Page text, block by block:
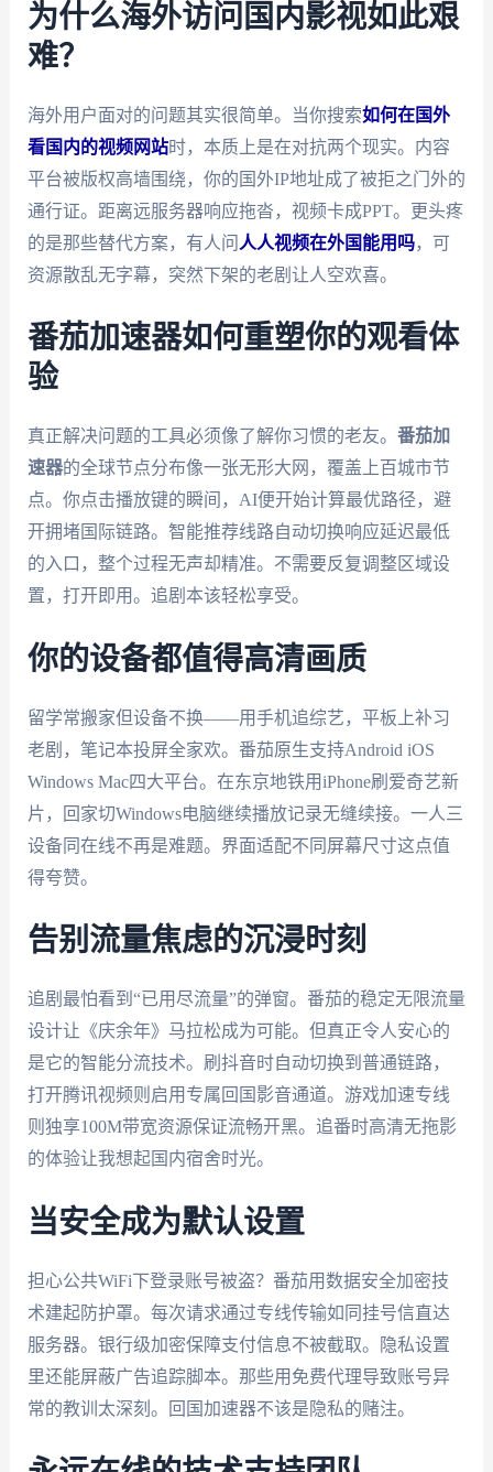
为什么海外访问国内影视如此艰
难？
海外用户面对的问题其实很简单。当你搜索如何在国外
看国内的视频网站时，本质上是在对抗两个现实。内容
平台被版权高墙围绕，你的国外IP地址成了被拒之门外的
通行证。距离远服务器响应拖沓，视频卡成PPT。更头疼
的是那些替代方案，有人问 人人视频在外国能用吗，可
资源散乱无字幕，突然下架的老剧让人空欢喜。
番茄加速器如何重塑你的观看体
验
真正解决问题的工具必须像了解你习惯的老友。 番茄加
速器的全球节点分布像一张无形大网，覆盖上百城市节
点。你点击播放键的瞬间，AI便开始计算最优路径，避
开拥堵国际链路。智能推荐线路自动切换响应延迟最低
的入口，整个过程无声却精准。不需要反复调整区域设
置，打开即用。追剧本该轻松享受。
你的设备都值得高清画质
留学常搬家但设备不换——用手机追综艺，平板上补习
老剧，笔记本投屏全家欢。番茄原生支持Android iOS
Windows Mac四大平台。在东京地铁用iPhone刷爱奇艺新
片，回家切Windows电脑继续播放记录无缝续接。一人三
设备同在线不再是难题。界面适配不同屏幕尺寸这点值
得夸赞。
告别流量焦虑的沉浸时刻
追剧最怕看到“已用尽流量”的弹窗。番茄的稳定无限流量
设计让《庆余年》马拉松成为可能。但真正令人安心的
是它的智能分流技术。刷抖音时自动切换到普通链路，
打开腾讯视频则启用专属回国影音通道。游戏加速专线
则独享100M带宽资源保证流畅开黑。追番时高清无拖影
的体验让我想起国内宿舍时光。
当安全成为默认设置
担心公共WiFi下登录账号被盗？番茄用数据安全加密技
术建起防护罩。每次请求通过专线传输如同挂号信直达
服务器。银行级加密保障支付信息不被截取。隐私设置
里还能屏蔽广告追踪脚本。那些用免费代理导致账号异
常的教训太深刻。回国加速器不该是隐私的赌注。